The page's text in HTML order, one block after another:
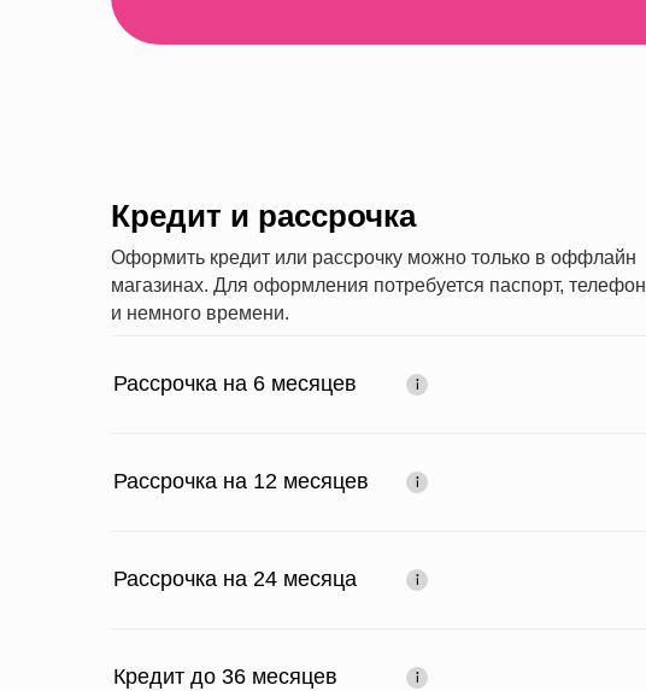
Рассрочка на 24 месяца
Рассрочка на 12 месяцев
Рассрочка на 6 месяцев
Кредит до 36 месяцев
Оформить кредит или рассрочку можно только в оффлайн
магазинах. Для оформления потребуется паспорт, телефон
и немного времени.
Кредит и рассрочка